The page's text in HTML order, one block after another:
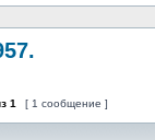
1 [ 1 сообщение ]